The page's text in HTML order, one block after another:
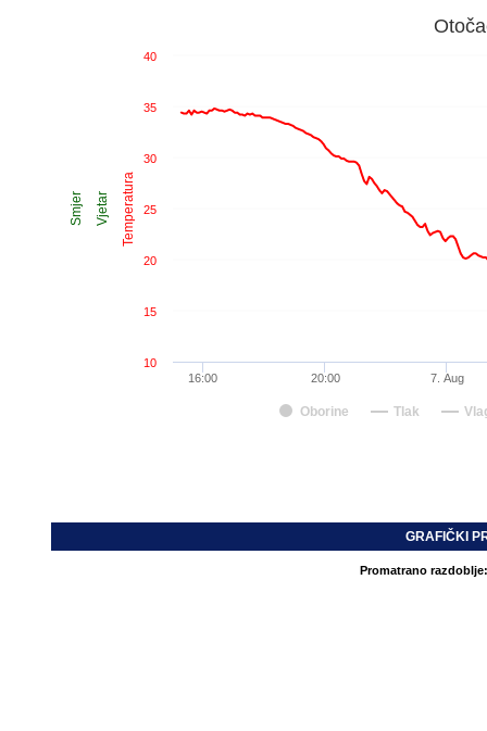
Temperatura
Vjetar
Smjer
Oborine Tlak
7. Aug
16:00 20:00
10
15
20
25
30
35
40
GRAFIČKI
Promatrano